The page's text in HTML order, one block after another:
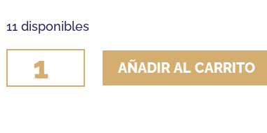
11 disponibles
CALCETIN
ARIAT
AÑADIR AL CARRITO